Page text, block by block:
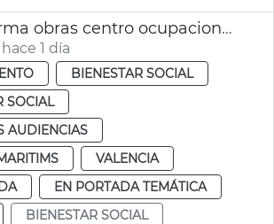
Visita reforma obras centro ocupacional Isabel de Villena
1 día
BIENESTAR SOCIAL
SOCIAL
AUDIENCIAS
VALENCIA
EN PORTADA TEMÁTICA
BIENESTAR SOCIAL